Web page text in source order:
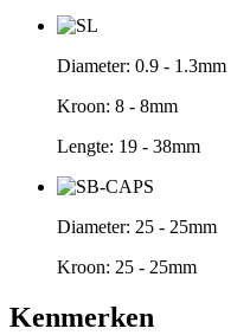
Diameter: 0.9 - 1.3mm
Kroon: 8 - 8mm
Lengte: 19 - 38mm
Diameter: 25 - 25mm
Kroon: 25 - 25mm
Kenmerken